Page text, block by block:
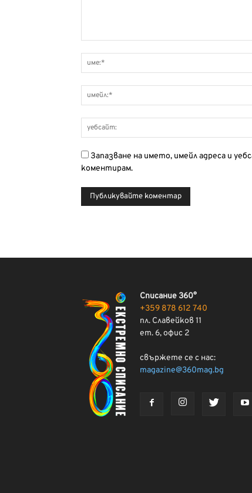
Запазване на името, имейл адреса и
коментирам.
Списание 360°
+359 878 612 740
пл. Славейков 11
ет. 6, офис 2
свържете се с нас:
magazine@360mag.bg